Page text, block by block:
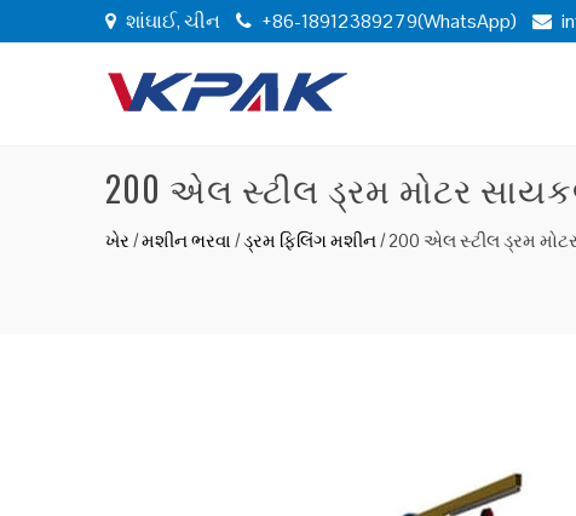
શાંઘાઈ, ચીન +86-18912389279(WhatsApp)
200 એલ સ્ટીલ ડ્રમ મોટર
ખેર /મશીન ભરવા /ડ્રમ ફિલિંગ મશીન/200 એલ સ્ટીલ ડ્રમ